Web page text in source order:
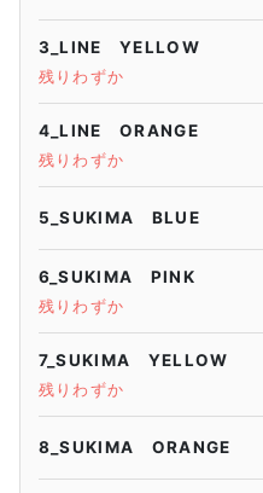
3_LINE YELLOW
残りわずか
4_LINE ORANGE
残りわずか
5_SUKIMA BLUE
6_SUKIMA PINK
残りわずか
7_SUKIMA YELLOW
残りわずか
8_SUKIMA ORANGE